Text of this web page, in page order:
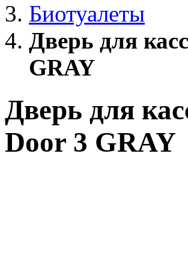
Биотуалеты
Дверь для
GRAY
Дверь для
Door 3 GRAY